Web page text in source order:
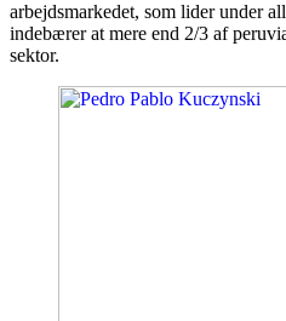
arbejdsmarkedet, som lider under
indebærer at mere end 2/3 af
sektor.